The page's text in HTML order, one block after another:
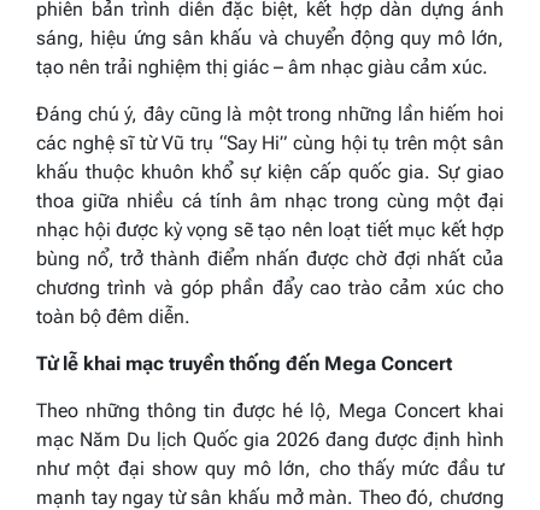
phiên bản trình diễn đặc biệt, kết hợp dàn dựng ánh
sáng, hiệu ứng sân khấu và chuyển động quy mô lớn,
tạo nên trải nghiệm thị giác – âm nhạc giàu cảm xúc.
Đáng chú ý, đây cũng là một trong những lần hiếm hoi
các nghệ sĩ từ Vũ trụ “Say Hi” cùng hội tụ trên một sân
khấu thuộc khuôn khổ sự kiện cấp quốc gia. Sự giao
thoa giữa nhiều cá tính âm nhạc trong cùng một đại
nhạc hội được kỳ vọng sẽ tạo nên loạt tiết mục kết hợp
bùng nổ, trở thành điểm nhấn được chờ đợi nhất của
chương trình và góp phần đẩy cao trào cảm xúc cho
toàn bộ đêm diễn.
Từ lễ khai mạc truyền thống đến Mega Concert
Theo những thông tin được hé lộ, Mega Concert khai
mạc Năm Du lịch Quốc gia 2026 đang được định hình
như một đại show quy mô lớn, cho thấy mức đầu tư
mạnh tay ngay từ sân khấu mở màn. Theo đó, chương